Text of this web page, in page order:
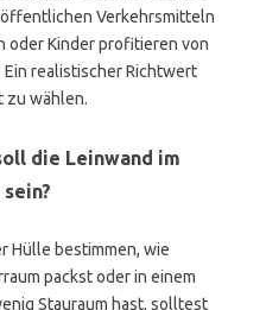
Verkehrsmitteln
oder Kinder profitieren von
realistischer Richtwert
zu wählen.
die Leinwand im
Hülle bestimmen, wie
packst oder in einem
Stauraum hast, solltest